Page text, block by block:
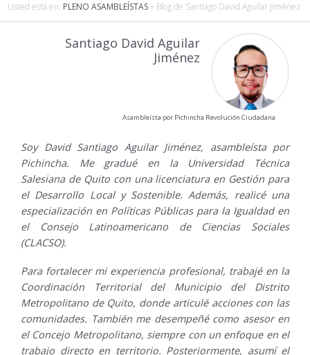
AGENDA
Usted está en: PLENO ASAMBLEÍSTAS » Blog de Santiago David Aguilar Jiménez
Santiago David Aguilar
Jiménez
Asambleísta por Pichincha Revolución Ciudadana
Soy David Santiago Aguilar Jiménez, asambleísta por
Pichincha. Me gradué en la Universidad Técnica
Salesiana de Quito con una licenciatura en Gestión para
el Desarrollo Local y Sostenible. Además, realicé una
especialización en Políticas Públicas para la Igualdad en
el Consejo Latinoamericano de Ciencias Sociales
(CLACSO).
Para fortalecer mi experiencia profesional, trabajé en la
Coordinación Territorial del Municipio del Distrito
Metropolitano de Quito, donde articulé acciones con las
comunidades. También me desempeñé como asesor en
el Concejo Metropolitano, siempre con un enfoque en el
trabajo directo en territorio. Posteriormente, asumí el